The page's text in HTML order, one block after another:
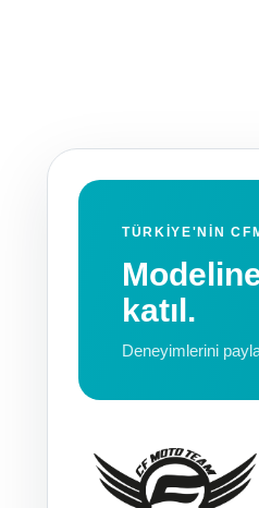
TÜRKIYE'NIN
katıl.
Deneyimlerini